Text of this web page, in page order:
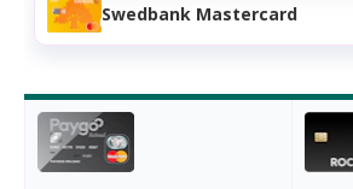
Swedbank Mastercard